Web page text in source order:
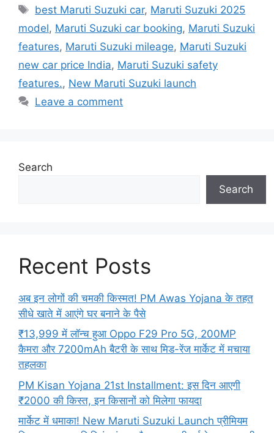
Tags
best Maruti Suzuki car, Maruti Suzuki 2025
model, Maruti Suzuki car booking, Maruti Suzuki
features, Maruti Suzuki mileage, Maruti Suzuki
new car price India, Maruti Suzuki safety
features., New Maruti Suzuki launch
Leave a comment
Search
Search
Recent Posts
अब इन लोगों की चमकी किस्मत! PM Awas Yojana के तहत
सीधे खाते में आएंगे घर बनाने के पैसे
₹13,999 में लॉन्च हुआ Oppo F29 Pro 5G, 200MP
कैमरा और 7200mAh बैटरी के साथ मिड-रेंज मार्केट में मचाया
तहलका
PM Kisan Yojana 21st Installment: इस दिन आएगी
₹2000 की किस्त, इन किसानों को मिलेगा फायदा
मार्केट में धमाका! New Maruti Suzuki Launch प्रीमियम